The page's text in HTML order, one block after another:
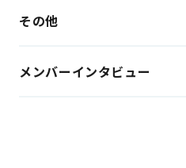
その他
メンバーインタビュー